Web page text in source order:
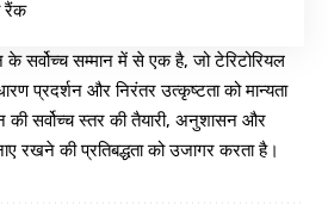
रैंक
सर्वोच्च सम्मान में से एक है, जो टेरिटोरियल
प्रदर्शन और निरंतर उत्कृष्टता को मान्यता
की सर्वोच्च स्तर की तैयारी, अनुशासन और
रखने की प्रतिबद्धता को उजागर करता है।